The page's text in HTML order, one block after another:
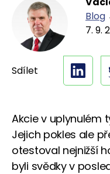
Blog
7. 9.
Sdílet
Akcie v uplynulém
Jejich pokles ale
otestoval nejnižší
byli svědky v